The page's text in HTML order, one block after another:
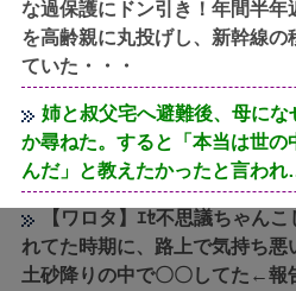
な過保護にドン引き！年間半年
を高齢親に丸投げし、新幹線
ていた・・・
姉と叔父宅へ避難後、母に
か尋ねた。すると「本当は世の
んだ」と教えたかったと言わ
【ワロタ】ｴｾ不思議ちゃん
れてた時期に、路上で気持ち悪
土砂降りの中で〇〇してた←報